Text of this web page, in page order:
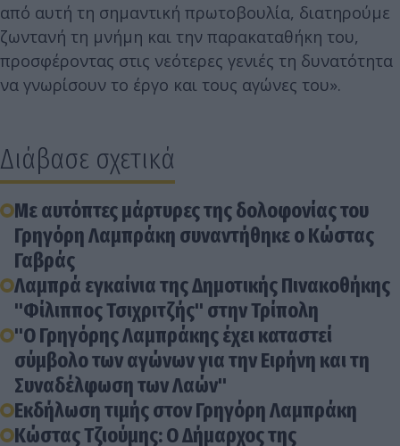
από αυτή τη σημαντική πρωτοβουλία, διατηρούμε
ζωντανή τη μνήμη και την παρακαταθήκη του,
προσφέροντας στις νεότερες γενιές τη δυνατότητα
να γνωρίσουν το έργο και τους αγώνες του».
Διάβασε σχετικά
Με αυτόπτες μάρτυρες της δολοφονίας του
Γρηγόρη Λαμπράκη συναντήθηκε ο Κώστας
Γαβράς
Λαμπρά εγκαίνια της Δημοτικής Πινακοθήκης
"Φίλιππος Τσιχριτζής" στην Τρίπολη
"Ο Γρηγόρης Λαμπράκης έχει καταστεί
σύμβολο των αγώνων για την Ειρήνη και τη
Συναδέλφωση των Λαών"
Εκδήλωση τιμής στον Γρηγόρη Λαμπράκη
Κώστας Τζιούμης: Ο Δήμαρχος της